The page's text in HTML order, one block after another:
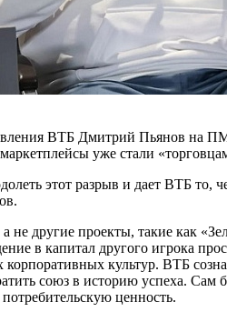
ВТБ Дмитрий Пьянов на
уже стали
этот разрыв и дает ВТБ
другие проекты, такие как
в капитал другого игрока
культур. ВТБ
союз в историю успеха.
ценность.